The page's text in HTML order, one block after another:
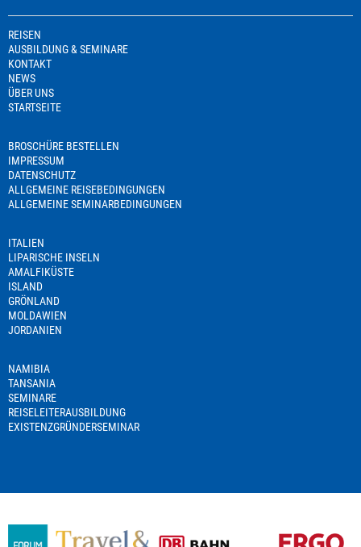
REISEN
AUSBILDUNG & SEMINARE
KONTAKT
NEWS
ÜBER UNS
STARTSEITE
BROSCHÜRE BESTELLEN
IMPRESSUM
DATENSCHUTZ
ALLGEMEINE REISEBEDINGUNGEN
ALLGEMEINE SEMINARBEDINGUNGEN
ITALIEN
LIPARISCHE INSELN
AMALFIKÜSTE
ISLAND
GRÖNLAND
MOLDAWIEN
JORDANIEN
NAMIBIA
TANSANIA
SEMINARE
REISELEITERAUSBILDUNG
EXISTENZGRÜNDERSEMINAR